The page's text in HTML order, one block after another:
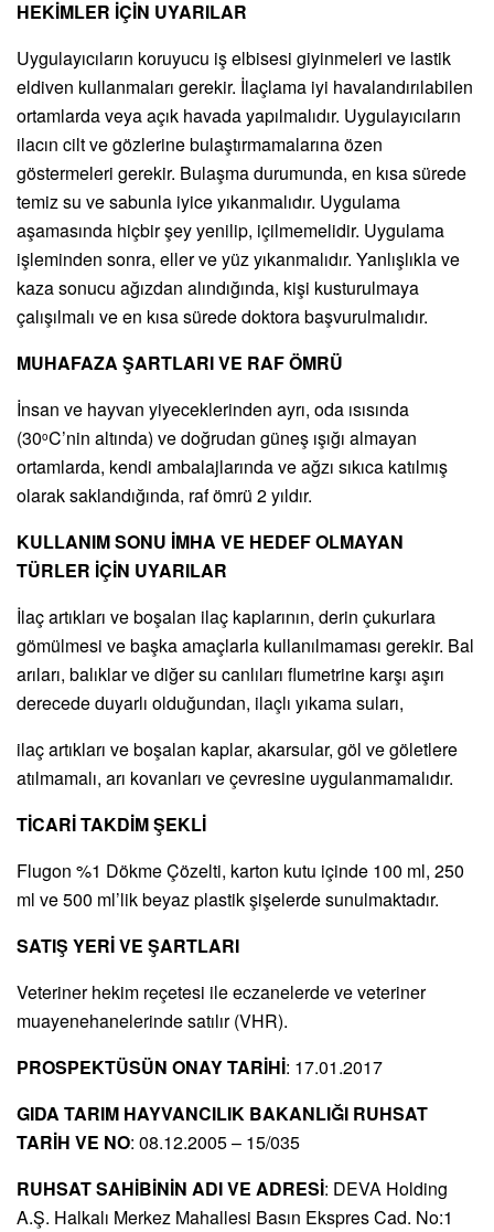
HEKİMLER İÇİN UYARILAR
Uygulayıcıların koruyucu iş elbisesi giyinmeleri ve lastik
eldiven kullanmaları gerekir. İlaçlama iyi havalandırılabilen
ortamlarda veya açık havada yapılmalıdır. Uygulayıcıların
ilacın cilt ve gözlerine bulaştırmamalarına özen
göstermeleri gerekir. Bulaşma durumunda, en kısa sürede
temiz su ve sabunla iyice yıkanmalıdır. Uygulama
aşamasında hiçbir şey yenilip, içilmemelidir. Uygulama
işleminden sonra, eller ve yüz yıkanmalıdır. Yanlışlıkla ve
kaza sonucu ağızdan alındığında, kişi kusturulmaya
çalışılmalı ve en kısa sürede doktora başvurulmalıdır.
MUHAFAZA ŞARTLARI VE RAF ÖMRÜ
İnsan ve hayvan yiyeceklerinden ayrı, oda ısısında
(30oC’nin altında) ve doğrudan güneş ışığı almayan
ortamlarda, kendi ambalajlarında ve ağzı sıkıca katılmış
olarak saklandığında, raf ömrü 2 yıldır.
KULLANIM SONU İMHA VE HEDEF OLMAYAN
TÜRLER İÇİN UYARILAR
İlaç artıkları ve boşalan ilaç kaplarının, derin çukurlara
gömülmesi ve başka amaçlarla kullanılmaması gerekir. Bal
arıları, balıklar ve diğer su canlıları flumetrine karşı aşırı
derecede duyarlı olduğundan, ilaçlı yıkama suları,
ilaç artıkları ve boşalan kaplar, akarsular, göl ve göletlere
atılmamalı, arı kovanları ve çevresine uygulanmamalıdır.
TİCARİ TAKDİMŞEKLİ
Flugon %1 Dökme Çözelti, karton kutu içinde 100 ml, 250
ml ve 500 ml’lik beyaz plastik şişelerde sunulmaktadır.
SATIŞ YERİ VE ŞARTLARI
Veteriner hekim reçetesi ile eczanelerde ve veteriner
muayenehanelerinde satılır (VHR).
PROSPEKTÜSÜN ONAY TARİHİ: 17.01.2017
GIDA TARIM HAYVANCILIK BAKANLIĞI RUHSAT
TARİH VE NO: 08.12.2005 – 15/035
RUHSAT SAHİBİNİN ADI VE ADRESİ: DEVA Holding
A.Ş. Halkalı Merkez Mahallesi Basın Ekspres Cad. No:1